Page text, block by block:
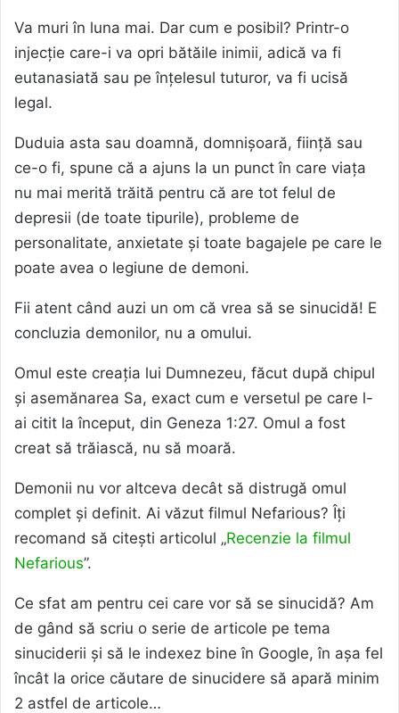
Va muri în luna mai. Dar cum e posibil? Printr-o
injecție care-i va opri bătăile inimii, adică va fi
eutanasiată sau pe înțelesul tuturor, va fi ucisă
legal.
Duduia asta sau doamnă, domnișoară, ființă sau
ce-o fi, spune că a ajuns la un punct în care viața
nu mai merită trăită pentru că are tot felul de
depresii (de toate tipurile), probleme de
personalitate, anxietate și toate bagajele pe care le
poate avea o legiune de demoni.
Fii atent când auzi un om că vrea să se sinucidă! E
concluzia demonilor, nu a omului.
Omul este creația lui Dumnezeu, făcut după chipul
și asemănarea Sa, exact cum e versetul pe care l-
ai citit la început, din Geneza 1:27. Omul a fost
creat să trăiască, nu să moară.
Demonii nu vor altceva decât să distrugă omul
complet și definit. Ai văzut filmul Nefarious? Îți
recomand să citești articolul „Recenzie la filmul
Nefarious”.
Ce sfat am pentru cei care vor să se sinucidă? Am
de gând să scriu o serie de articole pe tema
sinuciderii și să le indexez bine în Google, în așa fel
încât la orice căutare de sinucidere să apară minim
2 astfel de articole…